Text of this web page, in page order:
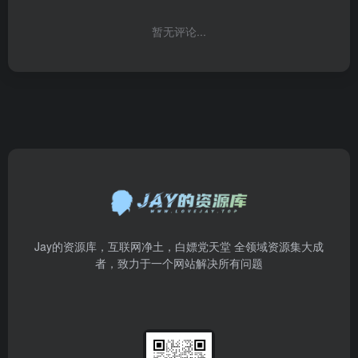
暂无评论...
Jay的资源库，互联网净土，白嫖党天堂 全领域资源集大成
者，致力于一个网站解决所有问题